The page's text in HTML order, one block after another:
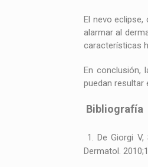
El nevo
alarmar al
características
En conclusión,
puedan resultar
Bibliografía
1. De Giorgi
Dermatol.